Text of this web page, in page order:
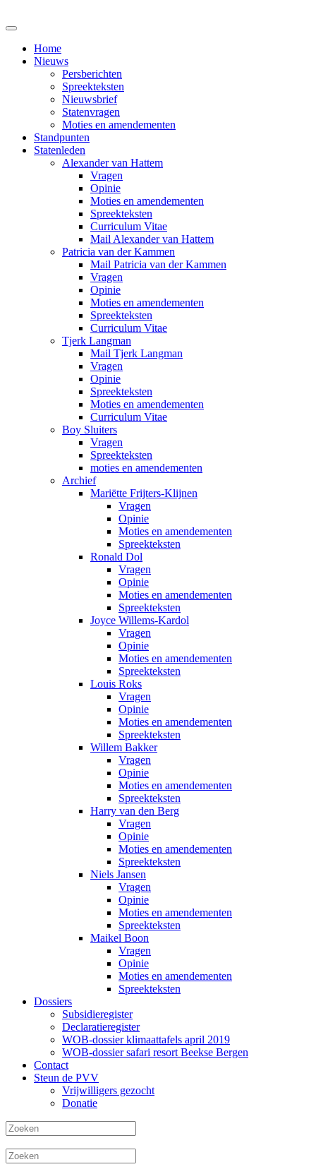
Home
Nieuws
Persberichten
Spreekteksten
Nieuwsbrief
Statenvragen
Moties en amendementen
Standpunten
Statenleden
Alexander van Hattem
Vragen
Opinie
Moties en amendementen
Spreekteksten
Curriculum Vitae
Mail Alexander van Hattem
Patricia van der Kammen
Mail Patricia van der Kammen
Vragen
Opinie
Moties en amendementen
Spreekteksten
Curriculum Vitae
Tjerk Langman
Mail Tjerk Langman
Vragen
Opinie
Spreekteksten
Moties en amendementen
Curriculum Vitae
Boy Sluiters
Vragen
Spreekteksten
moties en amendementen
Archief
Mariëtte Frijters-Klijnen
Vragen
Opinie
Moties en amendementen
Spreekteksten
Ronald Dol
Vragen
Opinie
Moties en amendementen
Spreekteksten
Joyce Willems-Kardol
Vragen
Opinie
Moties en amendementen
Spreekteksten
Louis Roks
Vragen
Opinie
Moties en amendementen
Spreekteksten
Willem Bakker
Vragen
Opinie
Moties en amendementen
Spreekteksten
Harry van den Berg
Vragen
Opinie
Moties en amendementen
Spreekteksten
Niels Jansen
Vragen
Opinie
Moties en amendementen
Spreekteksten
Maikel Boon
Vragen
Opinie
Moties en amendementen
Spreekteksten
Dossiers
Subsidieregister
Declaratieregister
WOB-dossier klimaattafels april 2019
WOB-dossier safari resort Beekse Bergen
Contact
Steun de PVV
Vrijwilligers gezocht
Donatie